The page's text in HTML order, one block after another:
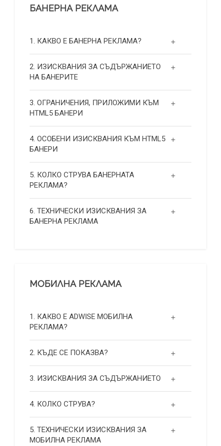
БАНЕРНА РЕКЛАМА
1. КАКВО Е БАНЕРНА РЕКЛАМА?
2. ИЗИСКВАНИЯ ЗА СЪДЪРЖАНИЕТО
НА БАНЕРИТЕ
3. ОГРАНИЧЕНИЯ, ПРИЛОЖИМИ КЪМ
HTML5 БАНЕРИ
4. ОСОБЕНИ ИЗИСКВАНИЯ КЪМ HTML5
БАНЕРИ
5. КОЛКО СТРУВА БАНЕРНАТА
РЕКЛАМА?
6. ТЕХНИЧЕСКИ ИЗИСКВАНИЯ ЗА
БАНЕРНА РЕКЛАМА
МОБИЛНА РЕКЛАМА
1. КАКВО Е ADWISE МОБИЛНА
РЕКЛАМА?
2. КЪДЕ СЕ ПОКАЗВА?
3. ИЗИСКВАНИЯ ЗА СЪДЪРЖАНИЕТО
4. КОЛКО СТРУВА?
5. ТЕХНИЧЕСКИ ИЗИСКВАНИЯ ЗА
МОБИЛНА РЕКЛАМА